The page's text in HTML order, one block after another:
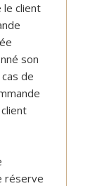
le client
son
de
réserve